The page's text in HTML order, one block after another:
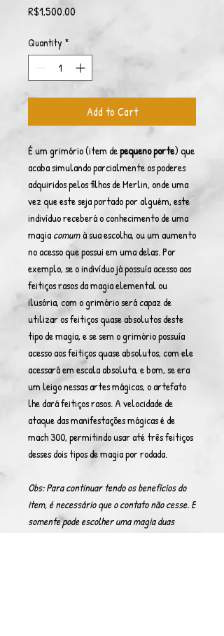
R$1,500.00
Quantity *
Add to Cart
É um grimório (item depequeno porte) que
acaba simulando parcialmente os poderes
adquiridos pelos filhos de Merlin, onde uma
vez que este seja portado por alguém, este
indivíduo receberá o conhecimento de uma
magiacomumà sua escolha, ou um aumento
no acesso que possui em uma delas. Por
exemplo, se o indivíduo já possuía acesso aos
feitiços rasos da magia elemental ou
ilusória, com o grimório será capaz de
utilizar os feitiços quase absolutos deste
tipo de magia, e se sem o grimório possuía
acesso aos feitiços quase absolutos, com ele
acessará em escala absoluta, e bom, se era
um leigo nessas artes mágicas, o artefato
lhe dará feitiços rasos. A velocidade de
ataque das manifestações mágicas é de
mach 300, permitindo usar até três feitiços
desses dois tipos de magia por rodada.
Obs: Para continuar tendo os benefícios do
item, é necessário que o contato não cesse. E
somente pode escolher uma magia duas